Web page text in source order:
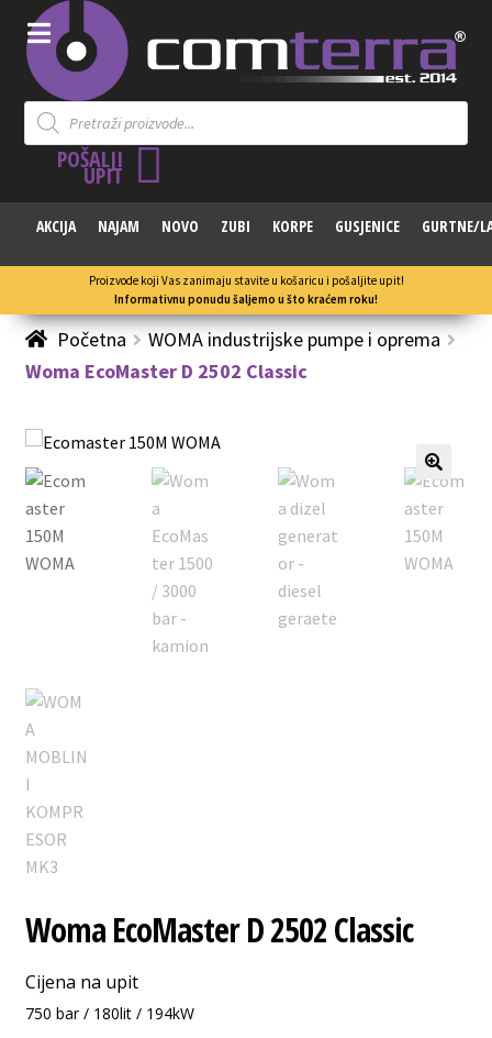
Products
search
POŠALJI
UPIT
AKCIJA NAJAM NOVO ZUBI KORPE GUSJENICE GURTNE/
Proizvode koji Vas zanimaju stavite u košaricu i pošaljite upit!
Informativnu ponudu šaljemo u što kraćem roku!
Početna
WOMA industrijske pumpe i oprema
Woma EcoMaster D 2502 Classic
🔍
Woma EcoMaster D 2502 Classic
Cijena na upit
750 bar / 180lit / 194kW